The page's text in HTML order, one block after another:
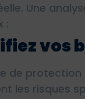
Une
:
vos
de
les risques